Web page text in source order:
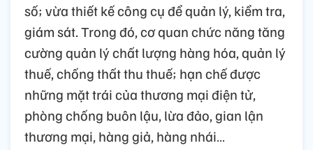
số; vừa thiết kế công cụ để quản lý, kiểm tra,
giám sát. Trong đó, cơ quan chức năng tăng
cường quản lý chất lượng hàng hóa, quản lý
thuế, chống thất thu thuế; hạn chế được
những mặt trái của thương mại điện tử,
phòng chống buôn lậu, lừa đảo, gian lận
thương mại, hàng giả, hàng nhái…